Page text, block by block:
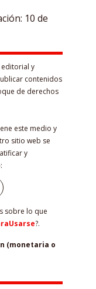
10 de
y
contenidos
de derechos
este medio y
sitio web se
y
sobre lo que
?.
(monetaria o